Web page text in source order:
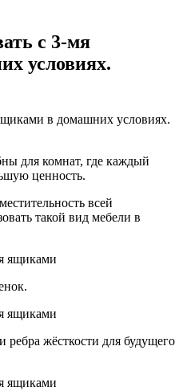
с 3-мя
условиях.
в домашних условиях.
для комнат, где каждый
ценность.
всей
такой вид мебели в
ребра жёсткости для будущего